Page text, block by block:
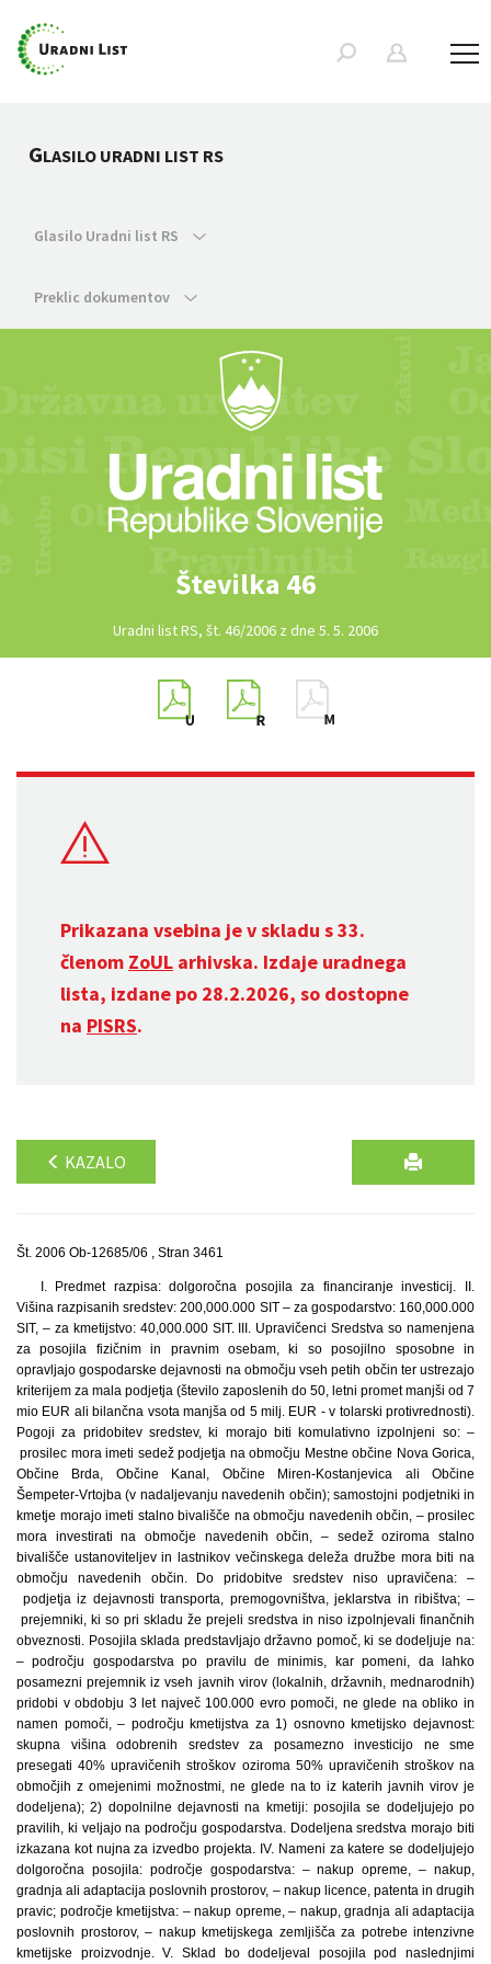
GLASILO URADNI LIST RS
Glasilo Uradni list RS
Preklic dokumentov
Številka 46
Uradni list RS, št. 46/2006 z dne 5. 5. 2006
Prikazana vsebina je v skladu s 33.
členom ZoUL arhivska. Izdaje uradnega
lista, izdane po 28.2.2026, so dostopne
na PISRS.
KAZALO
Št. 2006 Ob-12685/06 , Stran 3461
I. Predmet razpisa: dolgoročna posojila za financiranje investicij. II.
Višina razpisanih sredstev: 200,000.000 SIT – za gospodarstvo: 160,000.000
SIT, – za kmetijstvo: 40,000.000 SIT. III. Upravičenci Sredstva so namenjena
za posojila fizičnim in pravnim osebam, ki so posojilno sposobne in
opravljajo gospodarske dejavnosti na območju vseh petih občin ter ustrezajo
kriterijem za mala podjetja (število zaposlenih do 50, letni promet manjši od 7
mio EUR ali bilančna vsota manjša od 5 milj. EUR - v tolarski protivrednosti).
Pogoji za pridobitev sredstev, ki morajo biti komulativno izpolnjeni so: –
prosilec mora imeti sedež podjetja na območju Mestne občine Nova Gorica,
Občine Brda, Občine Kanal, Občine Miren-Kostanjevica ali Občine
Šempeter-Vrtojba (v nadaljevanju navedenih občin); samostojni podjetniki in
kmetje morajo imeti stalno bivališče na območju navedenih občin, – prosilec
mora investirati na območje navedenih občin, – sedež oziroma stalno
bivališče ustanoviteljev in lastnikov večinskega deleža družbe mora biti na
območju navedenih občin. Do pridobitve sredstev niso upravičena: –
podjetja iz dejavnosti transporta, premogovništva, jeklarstva in ribištva; –
prejemniki, ki so pri skladu že prejeli sredstva in niso izpolnjevali finančnih
obveznosti. Posojila sklada predstavljajo državno pomoč, ki se dodeljuje na:
– področju gospodarstva po pravilu de minimis, kar pomeni, da lahko
posamezni prejemnik iz vseh javnih virov (lokalnih, državnih, mednarodnih)
pridobi v obdobju 3 let največ 100.000 evro pomoči, ne glede na obliko in
namen pomoči, – področju kmetijstva za 1) osnovno kmetijsko dejavnost:
skupna višina odobrenih sredstev za posamezno investicijo ne sme
presegati 40% upravičenih stroškov oziroma 50% upravičenih stroškov na
območjih z omejenimi možnostmi, ne glede na to iz katerih javnih virov je
dodeljena); 2) dopolnilne dejavnosti na kmetiji: posojila se dodeljujejo po
pravilih, ki veljajo na področju gospodarstva. Dodeljena sredstva morajo biti
izkazana kot nujna za izvedbo projekta. IV. Nameni za katere se dodeljujejo
dolgoročna posojila: področje gospodarstva: – nakup opreme, – nakup,
gradnja ali adaptacija poslovnih prostorov, – nakup licence, patenta in drugih
pravic; področje kmetijstva: – nakup opreme, – nakup, gradnja ali adaptacija
poslovnih prostorov, – nakup kmetijskega zemljišča za potrebe intenzivne
kmetijske proizvodnje. V. Sklad bo dodeljeval posojila pod naslednjimi